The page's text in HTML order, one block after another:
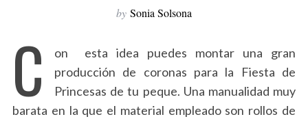
by Sonia Solsona
C
on esta idea puedes montar una gran
producción de coronas para la Fiesta de
Princesas de tu peque. Una manualidad muy
barata en la que el material empleado son rollos de